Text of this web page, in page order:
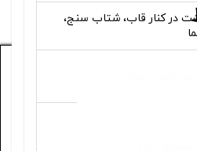
در کنار قاب، شتاب سنج،